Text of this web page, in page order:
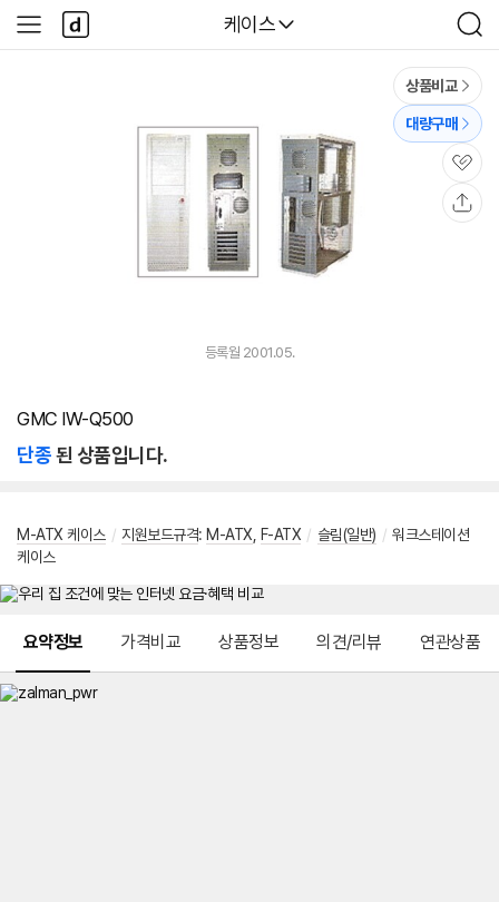
다나와
케이스
검
색
사
이
다
나
와
상품비교
대량구매
관
심
등록월 2001.05.
GMC IW-Q500
단종된 상품입니다.
M-ATX 케이스 / 지원보드규격: M-ATX F-ATX / 슬림(일반) / 워크스테이션
케이스
요약정보 가격비교 상품정보 의견/리뷰 연관상품